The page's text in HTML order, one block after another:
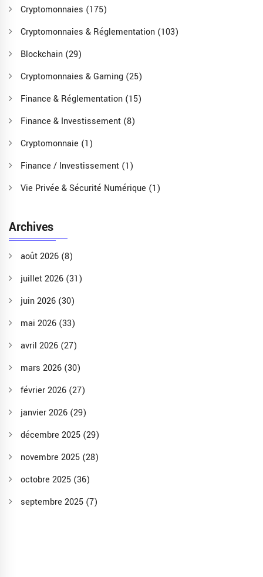
Cryptomonnaies (175)
Cryptomonnaies & Réglementation (103)
Blockchain (29)
Cryptomonnaies & Gaming (25)
Finance & Réglementation (15)
Finance & Investissement (8)
Cryptomonnaie (1)
Finance / Investissement (1)
Vie Privée & Sécurité Numérique (1)
Archives
août 2026 (8)
juillet 2026 (31)
juin 2026 (30)
mai 2026 (33)
avril 2026 (27)
mars 2026 (30)
février 2026 (27)
janvier 2026 (29)
décembre 2025 (29)
novembre 2025 (28)
octobre 2025 (36)
septembre 2025 (7)